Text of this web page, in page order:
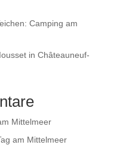
Camping am
in Châteauneuf-
Mittelmeer
am Mittelmeer